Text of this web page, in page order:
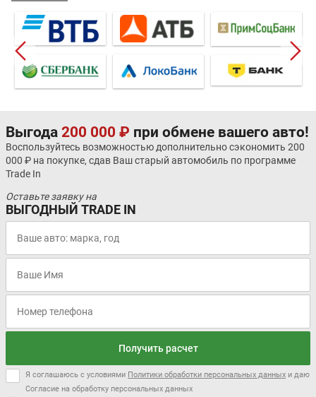
Выгода 200 000 ₽ при обмене вашего авто!
Воспользуйтесь возможностью дополнительно сэкономить 200
000 ₽ на покупке, сдав Ваш старый автомобиль по программе
Trade In
Оставьте заявку на
ВЫГОДНЫЙ TRADE IN
Получить расчет
Я соглашаюсь с условиями Политики обработки персональных данных и даю
Согласие на обработку персональных данных